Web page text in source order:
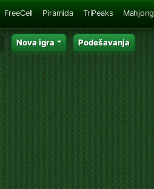
FreeCell Piramida TriPeaks Mahjong
Nova igra Podešavanja